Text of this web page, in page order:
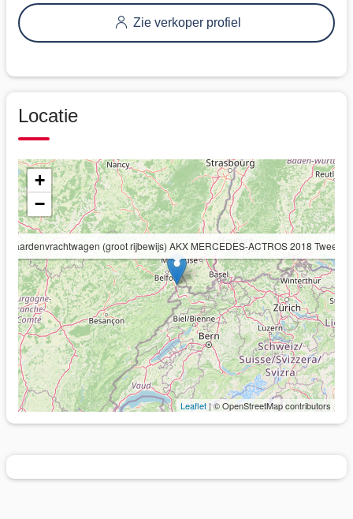
Zie verkoper profiel
Locatie
paardenvrachtwagen (groot rijbewijs) AKX MERCEDES-ACTROS 2018
+
−
Leaflet | © OpenStreetMap contributors